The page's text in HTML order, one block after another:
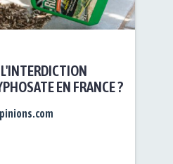
EN FRANCE ?